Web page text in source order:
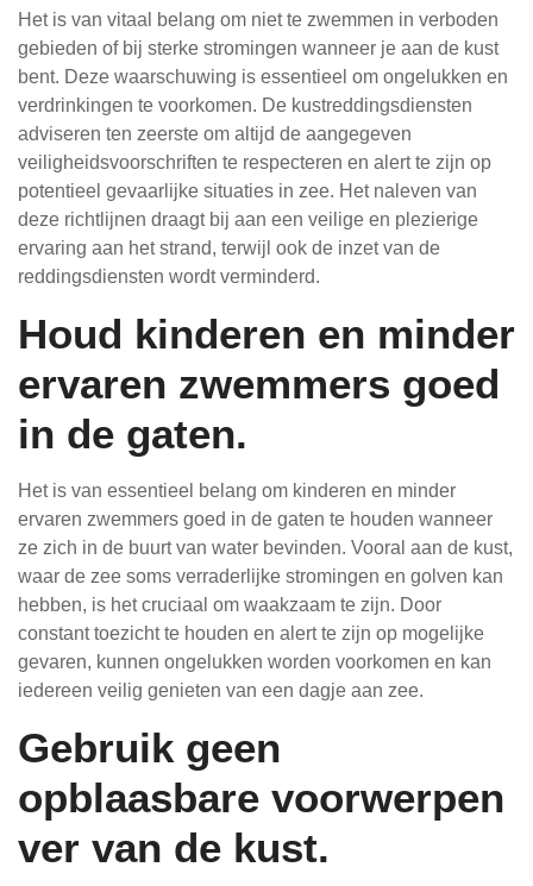
Het is van vitaal belang om niet te zwemmen in verboden
gebieden of bij sterke stromingen wanneer je aan de kust
bent. Deze waarschuwing is essentieel om ongelukken en
verdrinkingen te voorkomen. De kustreddingsdiensten
adviseren ten zeerste om altijd de aangegeven
veiligheidsvoorschriften te respecteren en alert te zijn op
potentieel gevaarlijke situaties in zee. Het naleven van
deze richtlijnen draagt bij aan een veilige en plezierige
ervaring aan het strand, terwijl ook de inzet van de
reddingsdiensten wordt verminderd.
Houd kinderen en minder
ervaren zwemmers goed
in de gaten.
Het is van essentieel belang om kinderen en minder
ervaren zwemmers goed in de gaten te houden wanneer
ze zich in de buurt van water bevinden. Vooral aan de kust,
waar de zee soms verraderlijke stromingen en golven kan
hebben, is het cruciaal om waakzaam te zijn. Door
constant toezicht te houden en alert te zijn op mogelijke
gevaren, kunnen ongelukken worden voorkomen en kan
iedereen veilig genieten van een dagje aan zee.
Gebruik geen
opblaasbare voorwerpen
ver van de kust.